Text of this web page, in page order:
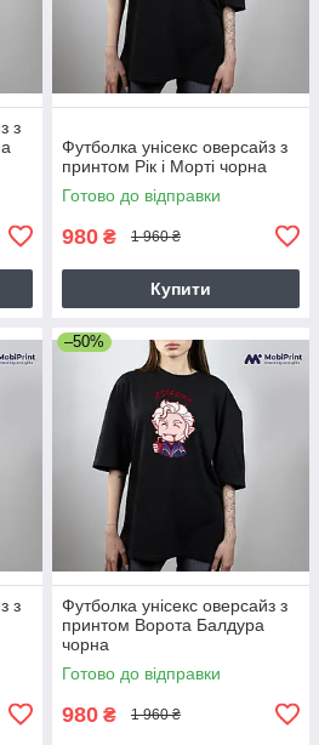
з
Футболка унісекс оверсайз з
принтом Рік і Морті чорна
Готово до відправки
980 ₴ 1 960 ₴
Купити
з
–50%
Футболка унісекс оверсайз з
принтом Ворота Балдура
чорна
Готово до відправки
980 ₴ 1 960 ₴